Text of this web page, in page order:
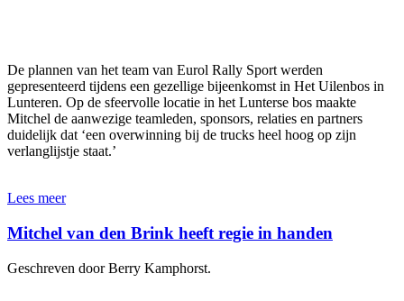
De plannen van het team van Eurol Rally Sport werden
gepresenteerd tijdens een gezellige bijeenkomst in Het Uilenbos in
Lunteren. Op de sfeervolle locatie in het Lunterse bos maakte
Mitchel de aanwezige teamleden, sponsors, relaties en partners
duidelijk dat ‘een overwinning bij de trucks heel hoog op zijn
verlanglijstje staat.’
Lees meer
Mitchel van den Brink heeft regie in handen
Geschreven door Berry Kamphorst.